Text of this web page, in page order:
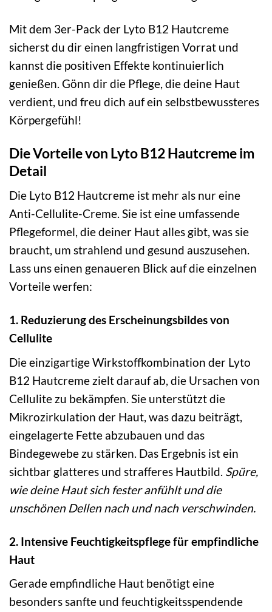
Mit dem 3er-Pack der Lyto B12 Hautcreme
sicherst du dir einen langfristigen Vorrat und
kannst die positiven Effekte kontinuierlich
genießen. Gönn dir die Pflege, die deine Haut
verdient, und freu dich auf ein selbstbewussteres
Körpergefühl!
Die Vorteile von Lyto B12 Hautcreme im
Detail
Die Lyto B12 Hautcreme ist mehr als nur eine
Anti-Cellulite-Creme. Sie ist eine umfassende
Pflegeformel, die deiner Haut alles gibt, was sie
braucht, um strahlend und gesund auszusehen.
Lass uns einen genaueren Blick auf die einzelnen
Vorteile werfen:
1. Reduzierung des Erscheinungsbildes von
Cellulite
Die einzigartige Wirkstoffkombination der Lyto
B12 Hautcreme zielt darauf ab, die Ursachen von
Cellulite zu bekämpfen. Sie unterstützt die
Mikrozirkulation der Haut, was dazu beiträgt,
eingelagerte Fette abzubauen und das
Bindegewebe zu stärken. Das Ergebnis ist ein
sichtbar glatteres und strafferes Hautbild. Spüre,
wie deine Haut sich fester anfühlt und die
unschönen Dellen nach und nach verschwinden.
2. Intensive Feuchtigkeitspflege für empfindliche
Haut
Gerade empfindliche Haut benötigt eine
besonders sanfte und feuchtigkeitsspendende